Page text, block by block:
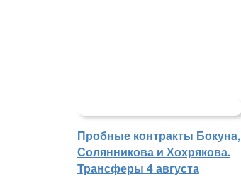
Пробные контракты Бокуна,
Солянникова и Хохрякова.
Трансферы 4 августа